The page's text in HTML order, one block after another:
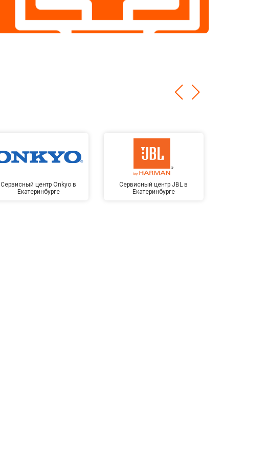
Сервисный центр Onkyo в
Екатеринбурге
Сервисный центр JBL в
Екатеринбурге